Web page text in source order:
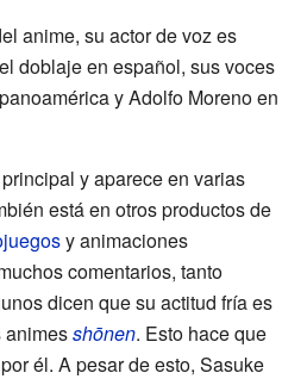
anime, su actor de voz es
doblaje en español, sus voces
y Adolfo Moreno en
y aparece en varias
está en otros productos de
y animaciones
comentarios, tanto
dicen que su actitud fría es
animesshōnen. Esto hace que
él. A pesar de esto, Sasuke